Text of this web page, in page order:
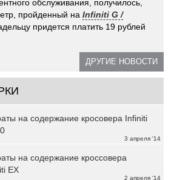
обслуживания, получилось,
пройденный наInfiniti G /
придется платить 19 рублей
ДРУГИЕ НОВОСТИ
3 апреля '14
на содержание кросовера Infiniti
2 апреля '14
на содержание кроссовера
EX